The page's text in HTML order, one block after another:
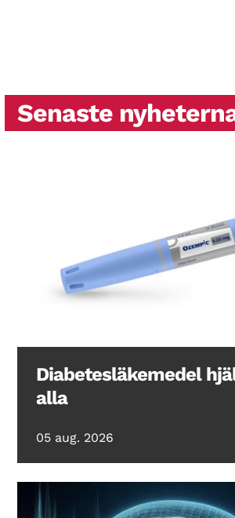
Senaste
Diabetesläkemedel
alla
05 aug. 2026